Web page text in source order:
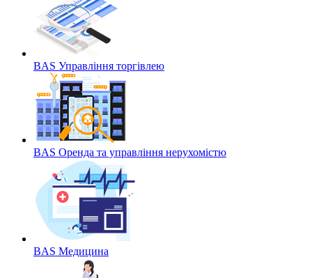
BAS Управління торгівлею
BAS Оренда та управління нерухомістю
BAS Медицина